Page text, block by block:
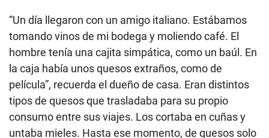
“Un día llegaron con un amigo italiano. Estábamos
tomando vinos de mi bodega y moliendo café. El
hombre tenía una cajita simpática, como un baúl. En
la caja había unos quesos extraños, como de
película”, recuerda el dueño de casa. Eran distintos
tipos de quesos que trasladaba para su propio
consumo entre sus viajes. Los cortaba en cuñas y
untaba mieles. Hasta ese momento, de quesos solo